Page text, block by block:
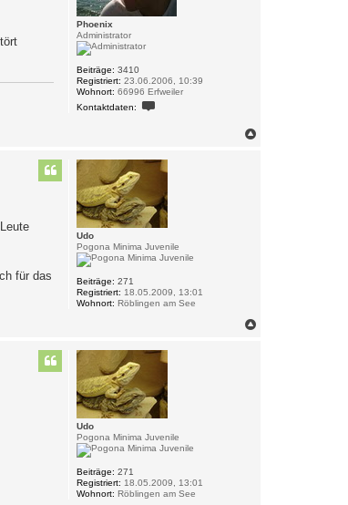
Phoenix
Administrator
Beiträge: 3410
Registriert: 23.06.2006, 10:39
Wohnort: 66996 Erfweiler
Kontaktdaten:
t
e
o
n
o
e
n
Udo
Pogona Minima Juvenile
Beiträge: 271
Registriert: 18.05.2009, 13:01
Wohnort: Röblingen am See
für das
Udo
Pogona Minima Juvenile
Beiträge: 271
Registriert: 18.05.2009, 13:01
Wohnort: Röblingen am See